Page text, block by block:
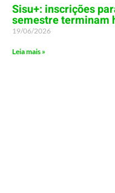
Sisu+: inscrições
semestre terminam
19/06/2026
Leia mais »